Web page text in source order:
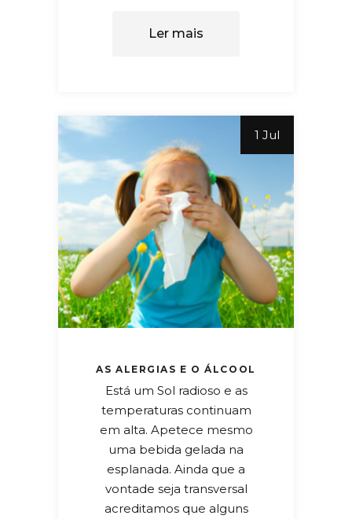
Ler mais
1 Jul
AS ALERGIAS E O ÁLCOOL
Está um Sol radioso e as
temperaturas continuam
em alta. Apetece mesmo
uma bebida gelada na
esplanada. Ainda que a
vontade seja transversal
acreditamos que alguns